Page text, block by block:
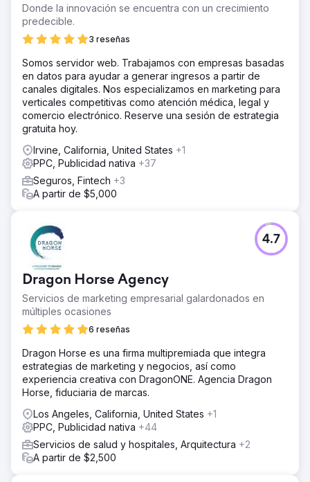
Donde la innovación se encuentra con un crecimiento
predecible.
3 reseñas
Somos servidor web. Trabajamos con empresas basadas
en datos para ayudar a generar ingresos a partir de
canales digitales. Nos especializamos en marketing para
verticales competitivas como atención médica, legal y
comercio electrónico. Reserve una sesión de estrategia
gratuita hoy.
Irvine, California, United States +1
PPC, Publicidad nativa +37
Seguros, Fintech +3
A partir de $5,000
Dragon Horse Agency
Servicios de marketing empresarial galardonados en
múltiples ocasiones
6 reseñas
4.7
Dragon Horse es una firma multipremiada que integra
estrategias de marketing y negocios, así como
experiencia creativa con DragonONE. Agencia Dragon
Horse, fiduciaria de marcas.
Los Angeles, California, United States +1
PPC, Publicidad nativa +44
Servicios de salud y hospitales, Arquitectura +2
A partir de $2,500